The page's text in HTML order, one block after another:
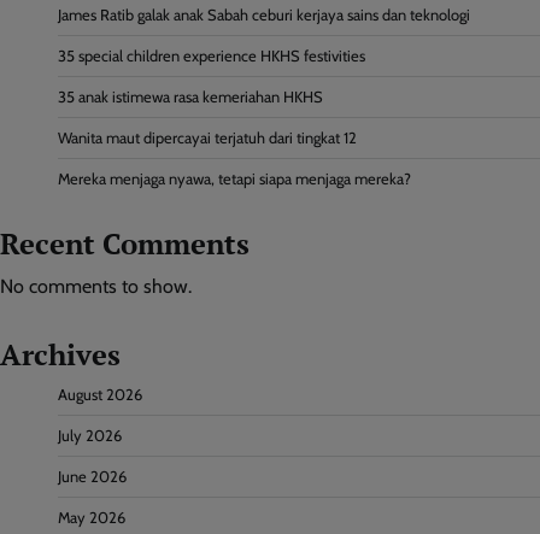
James Ratib galak anak Sabah ceburi kerjaya sains dan teknologi
35 special children experience HKHS festivities
35 anak istimewa rasa kemeriahan HKHS
Wanita maut dipercayai terjatuh dari tingkat 12
Mereka menjaga nyawa, tetapi siapa menjaga mereka?
Recent Comments
No comments to show.
Archives
August 2026
July 2026
June 2026
May 2026